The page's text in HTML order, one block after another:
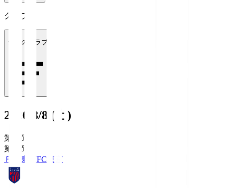
クラブ
全てのクラブ
2026/8/8 (土)
第1節
第1節
ＦＣ東京FC東京